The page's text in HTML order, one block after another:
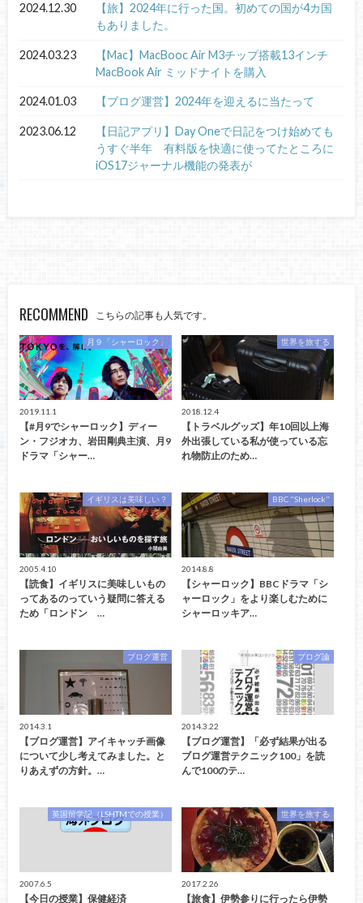
2024.12.30
【旅】2024年に行った国。初めての国が4カ国
もありました。
2024.03.23
【Mac】MacBooc Air M3チップ搭載13インチ
MacBook Air ミッドナイトを購入
2024.01.03 【ブログ運営】2024年を迎えるに当たって
2023.06.12
【日記アプリ】Day Oneで日記をつけ始めても
うすぐ半年 有料版を快適に使ってたところに
iOS17ジャーナル機能の発表が
RECOMMEND こちらの記事も人気です。
月９「シャーロック」
2019.11.1
【#月9でシャーロック】ディー
ン・フジオカ、岩田剛典主演、月9
ドラマ「シャー…
世界を旅する
2018.12.4
【トラベルグッズ】年10回以上海
外出張している私が使っている忘
れ物防止のため…
イギリスは美味しい？
2005.4.10
【読食】イギリスに美味しいもの
ってあるのっていう疑問に答える
ため「ロンドン …
BBC "Sherlock"
2014.8.8
【シャーロック】BBCドラマ「シ
ャーロック」をより楽しむために
シャーロッキア…
ブログ運営
2014.3.1
【ブログ運営】アイキャッチ画像
について少し考えてみました。と
りあえずの方針。…
ブログ論
2014.3.22
【ブログ運営】「必ず結果が出る
ブログ運営テクニック100」を読
んで100のテ…
英国留学記（LSHTMでの授業）
2007.6.5
【今日の授業】保健経済
世界を旅する
2017.2.26
【旅食】伊勢参りに行ったら伊勢